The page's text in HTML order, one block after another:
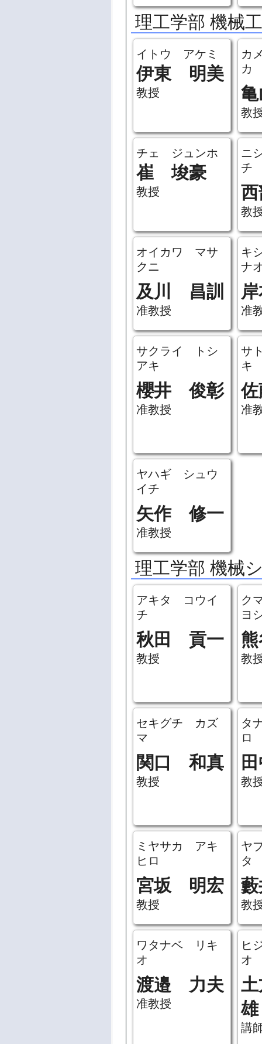
理工学部 機械
イトウ アケミ
伊東 明美
教授
カ
カ
教
チェ ジュンホ
崔 埈豪
教授
ニ
チ
教
オイカワ マサ
クニ
及川 昌訓
准教授
キ
ナ
准
サクライ トシ
アキ
櫻井 俊彰
准教授
サ
キ
准
ヤハギ シュウ
イチ
矢作 修一
准教授
理工学部 機械
アキタ コウイ
チ
秋田 貢一
教授
ク
ヨ
教
セキグチ カズ
マ
関口 和真
教授
タ
ロ
教
ミヤサカ アキ
ヒロ
宮坂 明宏
教授
ヤ
タ
教
ワタナベ リキ
オ
渡邉 力夫
准教授
ヒ
オ
雄
講